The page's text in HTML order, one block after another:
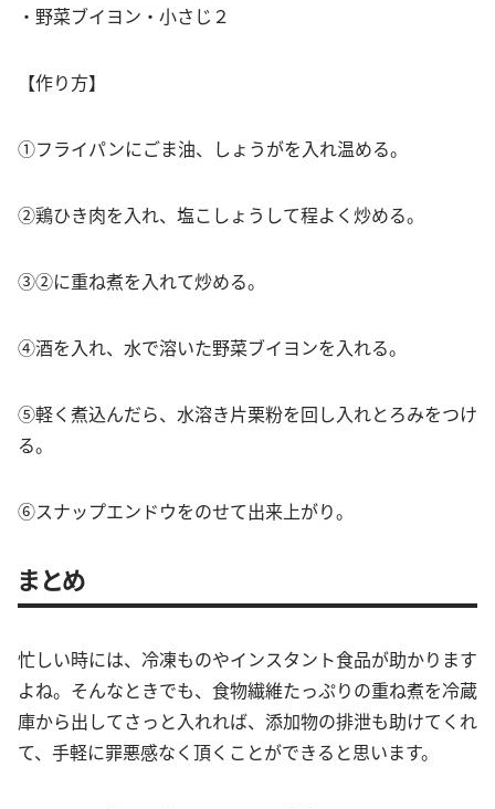
・野菜ブイヨン・小さじ２
【作り方】
①フライパンにごま油、しょうがを入れ温める。
②鶏ひき肉を入れ、塩こしょうして程よく炒める。
③②に重ね煮を入れて炒める。
④酒を入れ、水で溶いた野菜ブイヨンを入れる。
⑤軽く煮込んだら、水溶き片栗粉を回し入れとろみをつけ
る。
⑥スナップエンドウをのせて出来上がり。
まとめ
忙しい時には、冷凍ものやインスタント食品が助かります
よね。そんなときでも、食物繊維たっぷりの重ね煮を冷蔵
庫から出してさっと入れれば、添加物の排泄も助けてくれ
て、手軽に罪悪感なく頂くことができると思います。